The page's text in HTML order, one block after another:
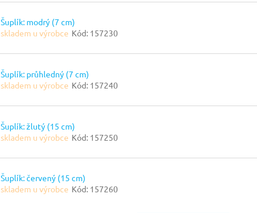
Šuplík: modrý (7 cm)
skladem u výrobce Kód: 157230
Šuplík: průhledný (7 cm)
skladem u výrobce Kód: 157240
Šuplík: žlutý (15 cm)
skladem u výrobce Kód: 157250
Šuplík: červený (15 cm)
skladem u výrobce Kód: 157260